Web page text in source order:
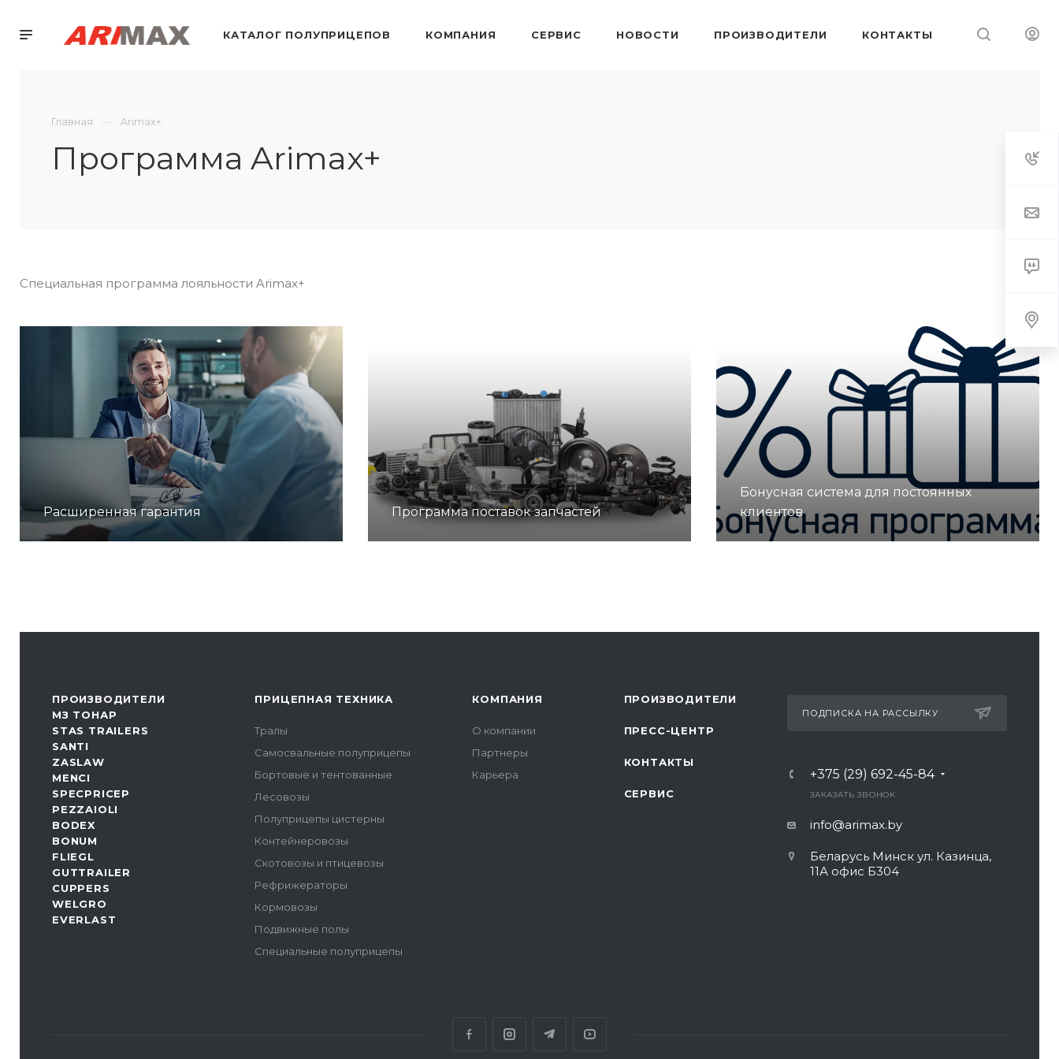
КАТАЛОГ ПОЛУПРИЦЕПОВ КОМПАНИЯ СЕРВИС НОВОСТИ ПРОИЗВОДИТЕЛИ КОНТАКТЫ
Главная Arimax+
Программа Arimax+
Специальная программа лояльности Arimax+
Расширенная гарантия Программа поставок запчастей
Бонусная система для постоянных
клиентов
ПРОИЗВОДИТЕЛИ
МЗ ТОНАР
STAS TRAILERS
SANTI
ZASLAW
MENCI
SPECPRICEP
PEZZAIOLI
BODEX
BONUM
FLIEGL
GUTTRAILER
CUPPERS
WELGRO
EVERLAST
ПРИЦЕПНАЯ ТЕХНИКА
Тралы
Самосвальные полуприцепы
Бортовые и тентованные
Лесовозы
Полуприцепы цистерны
Контейнеровозы
Скотовозы и птицевозы
Рефрижераторы
Кормовозы
Подвижные полы
Специальные полуприцепы
КОМПАНИЯ
О компании
Партнеры
Карьера
ПРОИЗВОДИТЕЛИ
ПРЕСС-ЦЕНТР
КОНТАКТЫ
СЕРВИС
ПОДПИСКА НА РАССЫЛКУ
+375 (29) 692-45-84
ЗАКАЗАТЬ ЗВОНОК
info@arimax.by
Беларусь Минск ул. Казинца,
11А офис Б304